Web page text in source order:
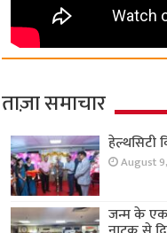
ताज़ा समाचार
हेल्थसिटी
August
जन्म के